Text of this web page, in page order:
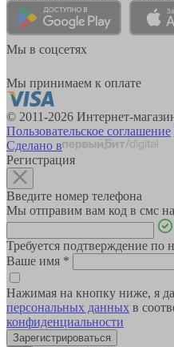
Мы в соцсетях
Мы принимаем к оплате
© 2011-2026 Интернет-
Пользовательское соглашение
Сделано в
Регистрация
Введите номер телефона
Мы отправим вам код в смс
Требуется подтверждение по
Ваше имя *
Нажимая на кнопку ниже, я
персональных данных в
конфиденциальности
Зарегистрироваться